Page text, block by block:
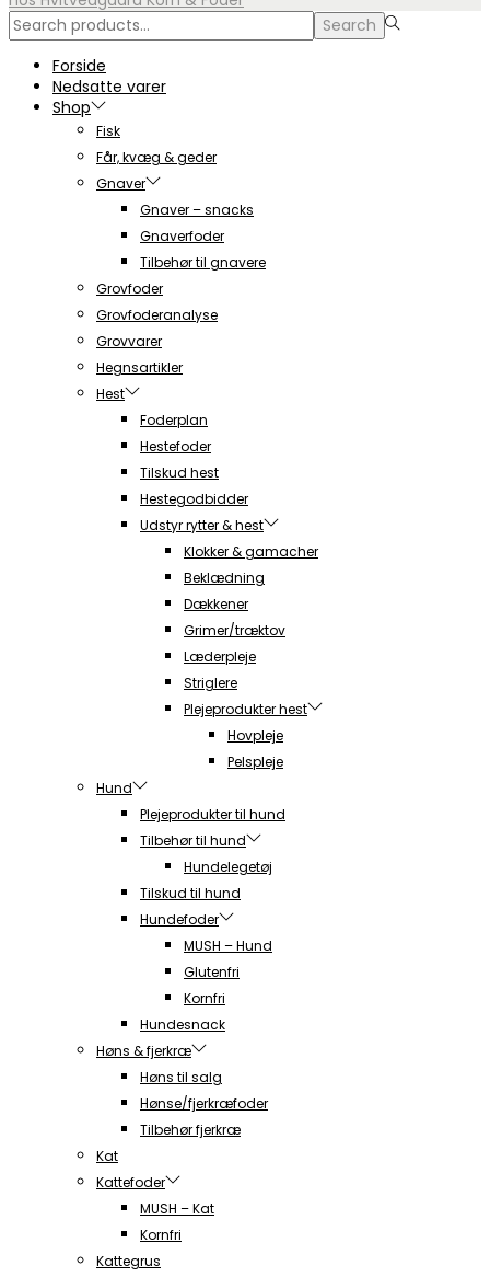
Search
for:>
Search
Forside
Nedsatte varer
Shop
Fisk
Får, kvæg & geder
Gnaver
Gnaver – snacks
Gnaverfoder
Tilbehør til gnavere
Grovfoder
Grovfoderanalyse
Grovvarer
Hegnsartikler
Hest
Foderplan
Hestefoder
Tilskud hest
Hestegodbidder
Udstyr rytter & hest
Klokker & gamacher
Beklædning
Dækkener
Grimer/træktov
Læderpleje
Striglere
Plejeprodukter hest
Hovpleje
Pelspleje
Hund
Plejeprodukter til hund
Tilbehør til hund
Hundelegetøj
Tilskud til hund
Hundefoder
MUSH – Hund
Glutenfri
Kornfri
Hundesnack
Høns & fjerkræ
Høns til salg
Hønse/fjerkræfoder
Tilbehør fjerkræ
Kat
Kattefoder
MUSH – Kat
Kornfri
Kattegrus